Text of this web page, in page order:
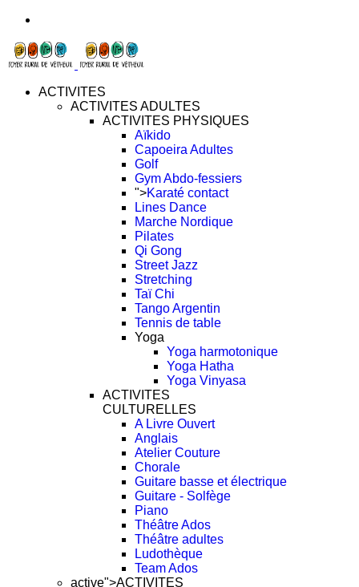
ACTIVITES
ACTIVITES ADULTES
ACTIVITES PHYSIQUES
Aïkido
Capoeira Adultes
Golf
Gym Abdo-fessiers
">Karaté contact
Lines Dance
Marche Nordique
Pilates
Qi Gong
Street Jazz
Stretching
Taï Chi
Tango Argentin
Tennis de table
Yoga
Yoga harmotonique
Yoga Hatha
Yoga Vinyasa
ACTIVITES
CULTURELLES
A Livre Ouvert
Anglais
Atelier Couture
Chorale
Guitare basse et électrique
Guitare - Solfège
Piano
Théâtre Ados
Théâtre adultes
Ludothèque
Team Ados
active">ACTIVITES